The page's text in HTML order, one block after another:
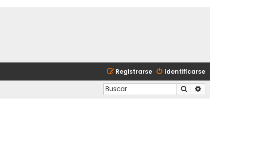
Identificarse
Registrarse
Buscar